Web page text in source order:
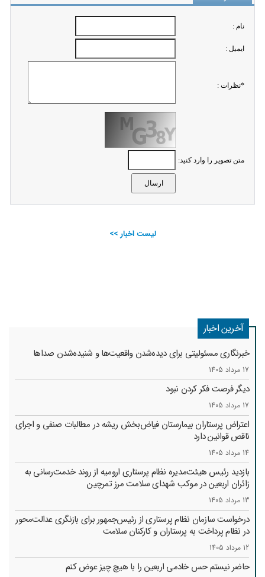
نام :
ايميل :
*نظرات :
متن تصویر را وارد کنید:
لیست اخبار >>
آخرین اخبار
خبرنگاری مسئولیتی برای دیده‌شدن واقعیت‌ها و شنیده‌شدن صداها
17 مرداد 1405
دیگر فرصت فکر کردن نبود
17 مرداد 1405
اعتراض پرستاران بیمارستان فیاض‌بخش ریشه در مطالبات صنفی و اجرای
ناقص قوانین دارد
14 مرداد 1405
بازدید رئیس هیئت‌مدیره نظام پرستاری ارومیه از روند خدمت‌رسانی به
زائران اربعین در موکب شهدای سلامت مرز تمرچین
13 مرداد 1405
درخواست سازمان نظام پرستاری از رئیس‌جمهور برای بازنگری عدالت‌محور
در نظام پرداخت به پرستاران و کارکنان سلامت
12 مرداد 1405
حاضر نیستم حس خادمی اربعین را با هیچ چیز عوض کنم